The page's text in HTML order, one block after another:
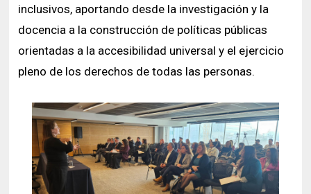
inclusivos, aportando desde la investigación y la
docencia a la construcción de políticas públicas
orientadas a la accesibilidad universal y el ejercicio
pleno de los derechos de todas las personas.